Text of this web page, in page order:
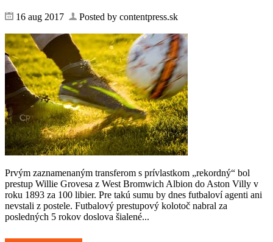
16 aug 2017 Posted by contentpress.sk
Prvým zaznamenaným transferom s prívlastkom „rekordný“ bol
prestup Willie Grovesa z West Bromwich Albion do Aston Villy v
roku 1893 za 100 libier. Pre takú sumu by dnes futbaloví agenti ani
nevstali z postele. Futbalový prestupový kolotoč nabral za
posledných 5 rokov doslova šialené...